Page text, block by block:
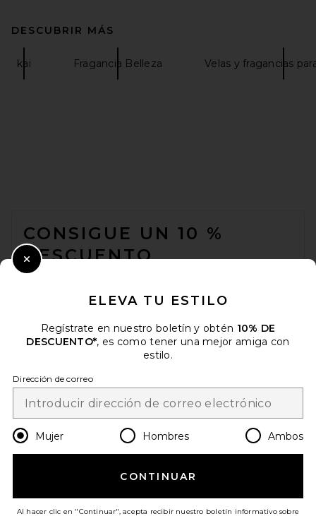
DESCUBRIR MÁS
kai Fragancia Belleza Velas y fragancias
CONSIGUE UN 10 %
DESCUENTO
electrónico. Puede retirarse en cualquier momento.
Email Address
Change Country Regions
es USD
¡AYÚDANOS A MEJORAR!
ELEVA TU ESTILO
Regístrate en nuestro boletín y obtén 10% DE
DESCUENTO*, es como tener una mejor amiga con
estilo.
Dirección de correo
Mujer Hombres Ambos
CONTINUAR
Al hacer clic en "Continuar", acepta recibir nuestro boletín informativo sobre
Close Modal